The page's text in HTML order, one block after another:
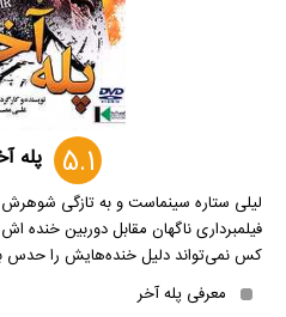
5.1 پله
لیلی ستاره سینماست و به تازگی
فیلمبرداری ناگهان مقابل دوربین خنده
کس نمی‌تواند دلیل خنده‌هایش را حدس
معرفی پله آخر